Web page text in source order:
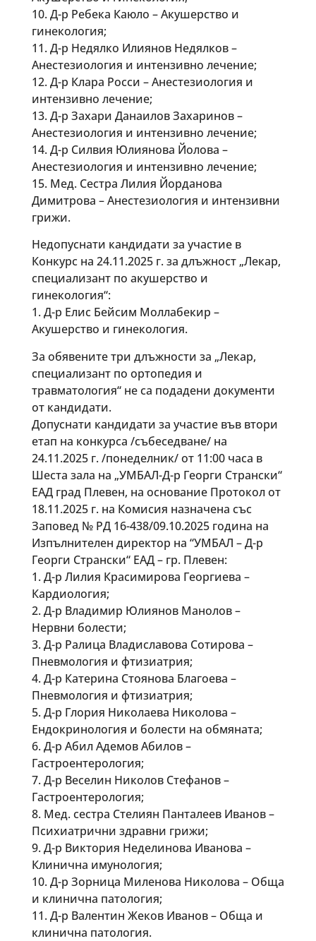
10. Д-р Ребека Каюло – Акушерство и
гинекология;
11. Д-р Недялко Илиянов Недялков –
Анестезиология и интензивно лечение;
12. Д-р Клара Росси – Анестезиология и
интензивно лечение;
13. Д-р Захари Данаилов Захаринов –
Анестезиология и интензивно лечение;
14. Д-р Силвия Юлиянова Йолова –
Анестезиология и интензивно лечение;
15. Мед. Сестра Лилия Йорданова
Димитрова – Анестезиология и интензивни
грижи.
Недопуснати кандидати за участие в
Конкурс на 24.11.2025 г. за длъжност „Лекар,
специализант по акушерство и
гинекология“:
1. Д-р Елис Бейсим Моллабекир –
Акушерство и гинекология.
За обявените три длъжности за „Лекар,
специализант по ортопедия и
травматология“ не са подадени документи
от кандидати.
Допуснати кандидати за участие във втори
етап на конкурса /събеседване/ на
24.11.2025 г. /понеделник/ от 11:00 часа в
Шеста зала на „УМБАЛ-Д-р Георги Странски“
ЕАД град Плевен, на основание Протокол от
18.11.2025 г. на Комисия назначена със
Заповед № РД 16-438/09.10.2025 година на
Изпълнителен директор на “УМБАЛ – Д-р
Георги Странски“ ЕАД – гр. Плевен:
1. Д-р Лилия Красимирова Георгиева –
Кардиология;
2. Д-р Владимир Юлиянов Манолов –
Нервни болести;
3. Д-р Ралица Владиславова Сотирова –
Пневмология и фтизиатрия;
4. Д-р Катерина Стоянова Благоева –
Пневмология и фтизиатрия;
5. Д-р Глория Николаева Николова –
Ендокринология и болести на обмяната;
6. Д-р Абил Адемов Абилов –
Гастроентерология;
7. Д-р Веселин Николов Стефанов –
Гастроентерология;
8. Мед. сестра Стелиян Панталеев Иванов –
Психиатрични здравни грижи;
9. Д-р Виктория Неделинова Иванова –
Клинична имунология;
10. Д-р Зорница Миленова Николова – Обща
и клинична патология;
11. Д-р Валентин Жеков Иванов – Обща и
клинична патология.